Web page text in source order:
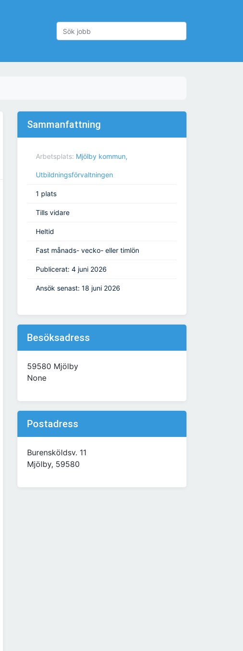
Sammanfattning
Arbetsplats: Mjölby kommun,
Utbildningsförvaltningen
1 plats
Tills vidare
Heltid
Fast månads- vecko- eller timlön
Publicerat: 4 juni 2026
Ansök senast: 18 juni 2026
Besöksadress
59580 Mjölby
None
Postadress
Burensköldsv. 11
Mjölby, 59580